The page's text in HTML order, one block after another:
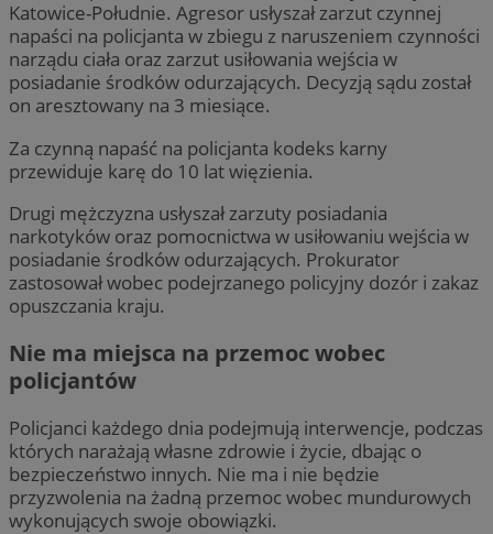
Katowice-Południe. Agresor usłyszał zarzut czynnej
napaści na policjanta w zbiegu z naruszeniem czynności
narządu ciała oraz zarzut usiłowania wejścia w
posiadanie środków odurzających. Decyzją sądu został
on aresztowany na 3 miesiące.
Za czynną napaść na policjanta kodeks karny
przewiduje karę do 10 lat więzienia.
Drugi mężczyzna usłyszał zarzuty posiadania
narkotyków oraz pomocnictwa w usiłowaniu wejścia w
posiadanie środków odurzających. Prokurator
zastosował wobec podejrzanego policyjny dozór i zakaz
opuszczania kraju.
Nie ma miejsca na przemoc wobec
policjantów
Policjanci każdego dnia podejmują interwencje, podczas
których narażają własne zdrowie i życie, dbając o
bezpieczeństwo innych. Nie ma i nie będzie
przyzwolenia na żadną przemoc wobec mundurowych
wykonujących swoje obowiązki.